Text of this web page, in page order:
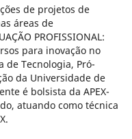
de projetos de
áreas de
PROFISSIONAL:
para inovação no
de Tecnologia, Pró-
da Universidade de
é bolsista da APEX-
atuando como técnica